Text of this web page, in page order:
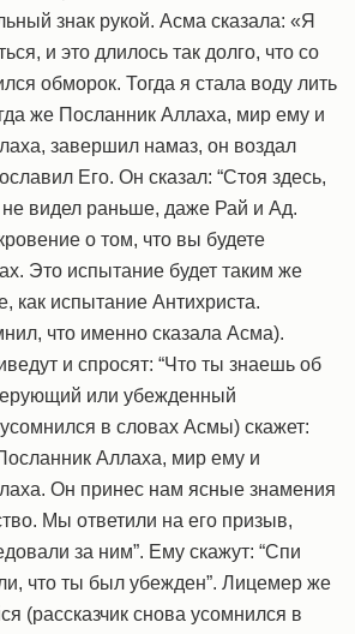
знак рукой. Асма сказала: «Я
и это длилось так долго, что со
обморок. Тогда я стала воду лить
же Посланник Аллаха, мир ему и
завершил намаз, он воздал
Его. Он сказал: “Стоя здесь,
не видел раньше, даже Рай и Ад.
о том, что вы будете
Это испытание будет таким же
как испытание Антихриста.
что именно сказала Асма).
и спросят: “Что ты знаешь об
или убежденный
усомнился в словах Асмы) скажет:
Аллаха, мир ему и
Он принес нам ясные знамения
Мы ответили на его призыв,
за ним”. Ему скажут: “Спи
что ты был убежден”. Лицемер же
(рассказчик снова усомнился в